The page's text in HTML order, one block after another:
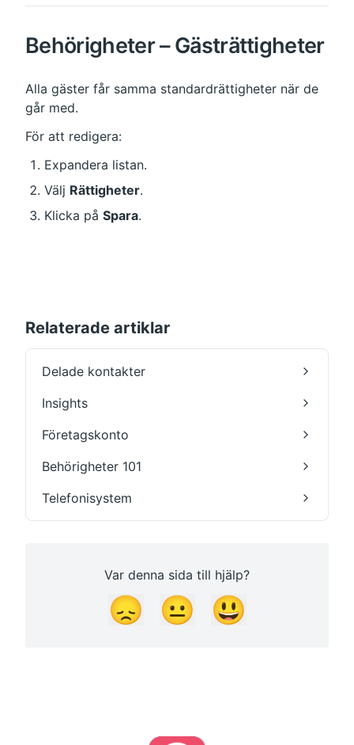
Behörigheter – Gästrättigheter
Alla gäster får samma standardrättigheter när de
går med.
För att redigera:
Expandera listan.
Välj Rättigheter.
Klicka på Spara.
Relaterade artiklar
Delade kontakter
Insights
Företagskonto
Behörigheter 101
Telefonisystem
Var denna sida till hjälp?
😞 😐 😃